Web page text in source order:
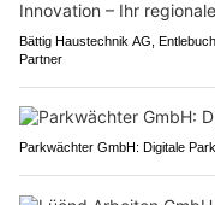
Bättig Haustechnik AG,
Partner
Parkwächter GmbH: Digitale